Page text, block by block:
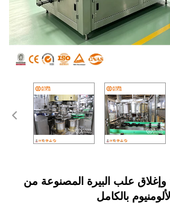
علب البيرة المصنوعة من
بالكامل